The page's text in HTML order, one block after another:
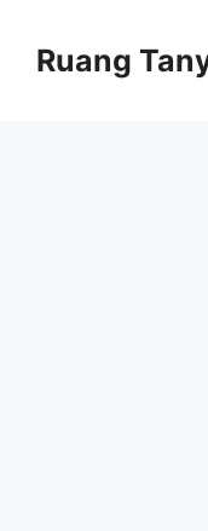
contentRuang